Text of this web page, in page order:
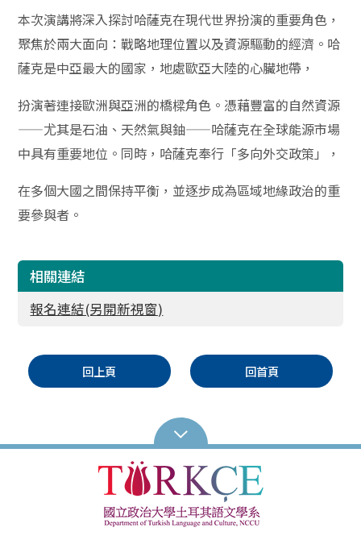
本次演講將深入探討哈薩克在現代世界扮演的重要角色，
聚焦於兩大面向：戰略地理位置以及資源驅動的經濟。哈
薩克是中亞最大的國家，地處歐亞大陸的心臟地帶，
扮演著連接歐洲與亞洲的橋樑角色。憑藉豐富的自然資源
——尤其是石油、天然氣與鈾——哈薩克在全球能源市場
中具有重要地位。同時，哈薩克奉行「多向外交政策」，
在多個大國之間保持平衡，並逐步成為區域地緣政治的重
要參與者。
相關連結
報名連結(另開新視窗)
回上頁 回首頁